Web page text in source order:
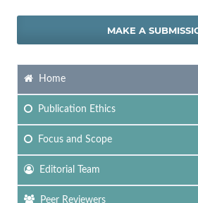
MAKE A
Home
Publication Ethics
Focusand Scope
Editorial Team
Peer Reviewers